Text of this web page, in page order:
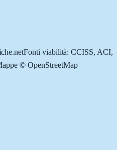
Fonti viabilità: CCISS, ACI,
© OpenStreetMap